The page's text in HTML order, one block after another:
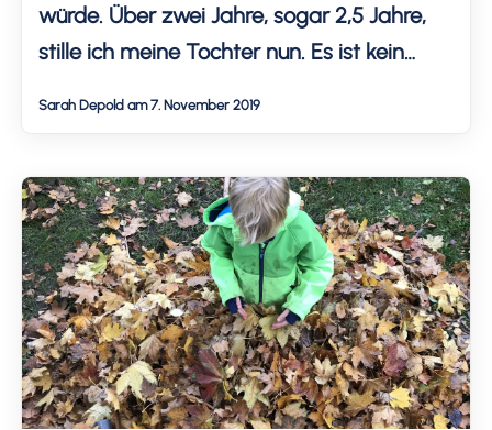
würde. Über zwei Jahre, sogar 2,5 Jahre,
stille ich meine Tochter nun. Es ist kein
leider nicht immer positiv bewertet.
Fehlende […]
Sarah Depold am 7. November 2019